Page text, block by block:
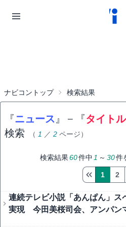
ナビコントップ 検索結果
『ニュース 』 − 『タイトル
検索
（ 1 ／ 2 ページ）
検索結果60件中 1 ～ 30件
1 2
連続テレビ小説「あんぱん」ス
実現 今田美桜司会、アンパン